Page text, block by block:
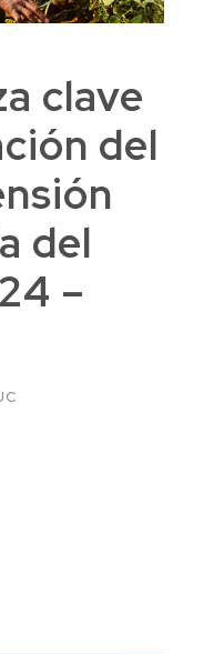
clave
del
del
–